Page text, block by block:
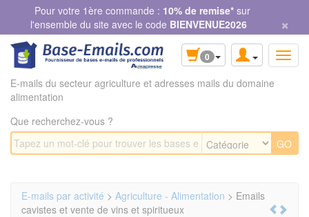
Pour votre 1ère commande : 10% de remise* sur
l'ensemble du site avec le code BIENVENUE2026 ×
0
E-mails du secteur agriculture et adresses mails du domaine
alimentation
Que recherchez-vous ?
E-mails par activité > Agriculture - Alimentation > Emails
cavistes et vente de vins et spiritueux
Panneau de gestion des cookies